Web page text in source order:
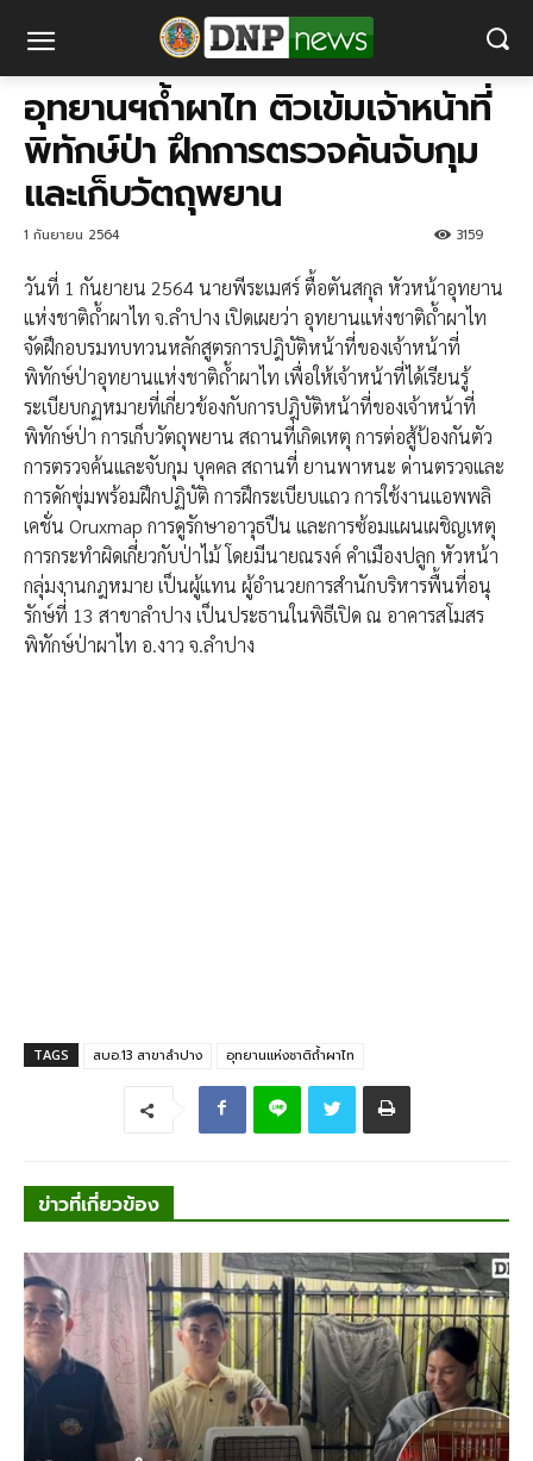
อุทยานฯถ้ำผาไท ติวเข้มเจ้าหน้าที่
พิทักษ์ป่า ฝึกการตรวจค้นจับกุม
และเก็บวัตถุพยาน
1 กันยายน 2564 3159
วันที่ 1 กันยายน​ 2564 นายพีระเมศร์ ตื้อตันสกุล หัวหน้า​อุทยาน​
แห่งชาติ​ถ้ำผาไท จ.ลำปาง เปิดเผยว่า อุทยานแห่งชาติถ้ำผาไท
จัดฝึกอบรมทบทวนหลักสูตรการปฎิบัติหน้าที่ของเจ้าหน้าที่
พิทักษ์ป่าอุทยานแห่งชาติถ้ำผาไท เพื่อให้เจ้าหน้าที่ได้เรียนรู้​
ระเบียบกฏหมายที่เกี่ยวข้องกับการปฎิบัติหน้าที่ของเจ้าหน้าที่
พิทักษ์ป่า การเก็บวัตถุพยาน สถานที่เกิดเหตุ การต่อสู้ป้องกันตัว
การตรวจค้นและจับกุม บุคคล สถานที่ ยานพาหนะ ด่านตรวจและ
การดักซุ่มพร้อมฝึกปฏิบัติ การฝึกระเบียบแถว การใช้งานแอพพลิ
เคชั่น Oruxmap การดูรักษาอาวุธปืน และการซ้อมแผนเผชิญเหตุ
การกระทำผิดเกี่ยวกับป่าไม้ โดยมีนายณรงค์ คำเมืองปลูก หัวหน้า
กลุ่มงานกฎหมาย เป็นผู้แทน ผู้อำนวยการสำนักบริหารพื้นที่อนุ
รักษ์ที่่ 13 สาขาลำปาง เป็นประธานในพิธีเปิด ณ อาคารสโมสร
พิทักษ์ป่าผาไท อ.งาว จ.ลำปาง
TAGS สบอ.13 สาขาลำปาง ​อุทยาน​แห่งชาติ​ถ้ำผาไท
ข่าวที่เกี่ยวข้อง